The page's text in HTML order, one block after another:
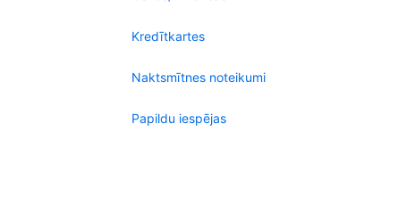
Kredītkartes
Naktsmītnes noteikumi
Papildu iespējas